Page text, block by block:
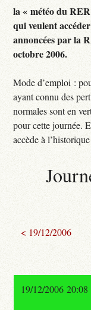
la « météo du
qui veulent
annoncées par la
octobre 2006.
Mode d’emploi :
ayant connu des
normales sont en
pour cette journée.
accède à
< 19/12/2006
19/12/2006 20:08